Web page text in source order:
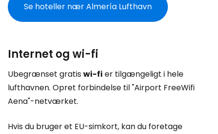
Se hoteller nær Almería Lufthavn
Internet og wi-fi
Ubegrænset gratiswi-fi er tilgængeligt i hele
lufthavnen. Opret forbindelse til "Airport FreeWifi
Aena"-netværket.
Hvis du bruger et EU-simkort, kan du foretage